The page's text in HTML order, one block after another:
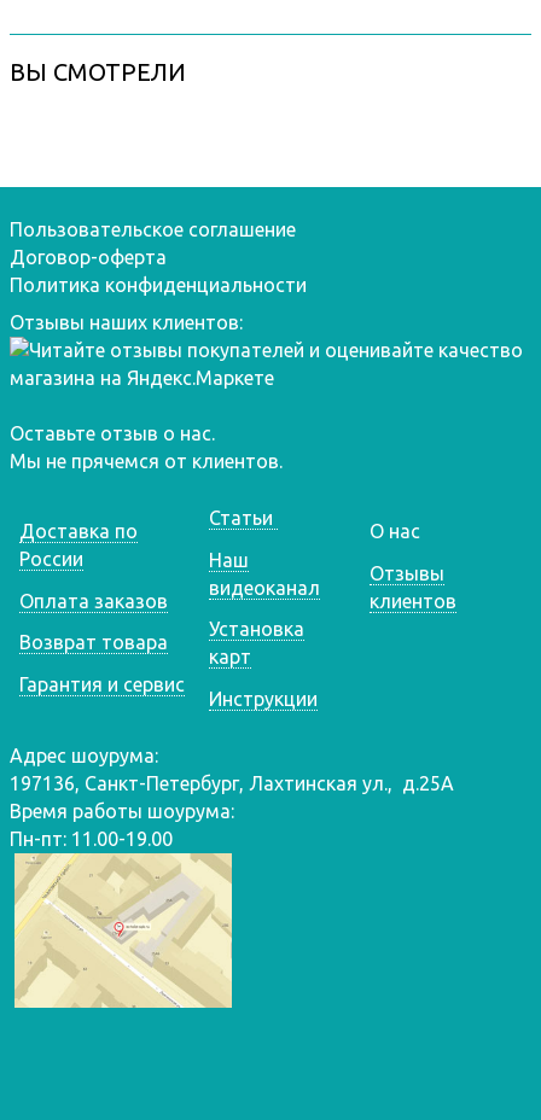
ВЫ СМОТРЕЛИ
Пользовательское соглашение
Договор-оферта
Политика конфиденциальности
Отзывы наших клиентов:
Оставьте отзыв о нас.
Мы не прячемся от клиентов.
Доставка по
России
Оплата заказов
Возврат товара
Гарантия и сервис
Статьи
Наш
видеоканал
Установка
карт
Инструкции
О нас
Отзывы
клиентов
Адрес шоурума:
197136, Санкт-Петербург, Лахтинская ул., д.25А
Время работы шоурума:
Пн-пт: 11.00-19.00